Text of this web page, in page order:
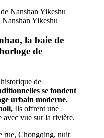
Nanshan Yikeshu
la baie de
de
de
se fondent
urbain moderne.
, Ils offrent une
avec vue sur la rivière.